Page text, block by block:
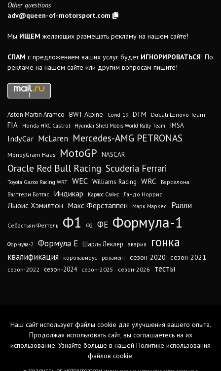
Other questions
adv@queen-of-motorsport.com
Мы ИЩЕМ желающих размещать рекламу на нашем сайте!
СПАМ с предложением ваших услуг будет ИГНОРИРОВАТЬСЯ! По
рекламе на нашем сайте или другим вопросам пишите!
Aston Martin Aramco BWT Alpine Covid-19 DTM Ducati Lenovo Team
FIA Honda HRC Castrol Hyundai Shell Mobis World Rally Team IMSA
IndyCar McLaren Mercedes-AMG PETRONAS
MoneyGram Haas MotoGP NASCAR
Oracle Red Bull Racing Scuderia Ferrari
Toyota Gazoo Racing WRT WEC Williams Racing WRC
Барселона
Валттери Боттас
Индикар Карлос Сайнс Ландо Норрис
Льюис Хэмилтон Макс Ферстаппен Марк Маркес Ралли
Себастьян Феттель Ф1 Ф2 ФЕ Формула-1
Формула-2 Формула Е Шарль Леклер авария гонка
квалификация коронавирус регламент сезон-2020 сезон-2021
сезон-2022 сезон-2024 сезон-2025 сезон-2026 тесты
Наш сайт использует файлы cookie для улучшения вашего опыта.
Продолжая использовать сайт, вы соглашаетесь на их
использование. Узнайте больше в нашей Политике использования
файлов cookie.